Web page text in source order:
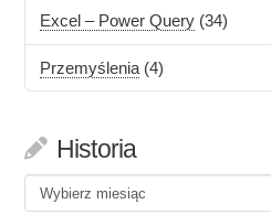
Excel – Power Query (34)
Przemyślenia (4)
Historia
Historia